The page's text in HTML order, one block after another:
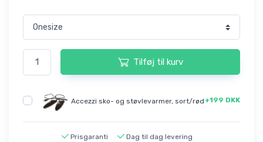
Tilføj til kurv
Accezzi sko- og støvlevarmer, sort/rød +199 DKK
Prisgaranti
Dag til dag levering